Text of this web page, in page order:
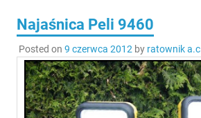
Najaśnica Peli 9460
Posted on 9 czerwca 2012 by ratownik a.c